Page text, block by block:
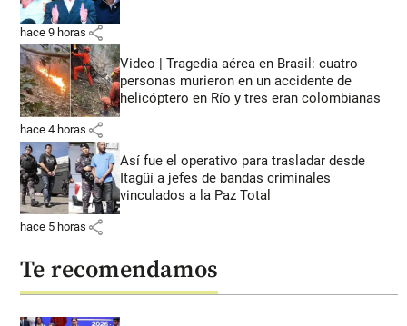
hace 9 horas share
Video | Tragedia aérea en Brasil: cuatro
personas murieron en un accidente de
helicóptero en Río y tres eran colombianas
hace 4 horas share
Así fue el operativo para trasladar desde
Itagüí a jefes de bandas criminales
vinculados a la Paz Total
hace 5 horas share
Te recomendamos